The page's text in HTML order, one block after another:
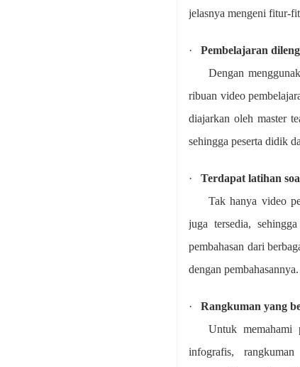
jelasnya mengeni fitur-
·
Pembelajaran
Dengan
ribuan video
diajarkan oleh master
sehingga peserta didik
·
Terdapat latihan
Tak hanya video
juga tersedia,
pembahasan dari
dengan pembahasannya.
·
Rangkuman yang
Untuk memahami
infografis,